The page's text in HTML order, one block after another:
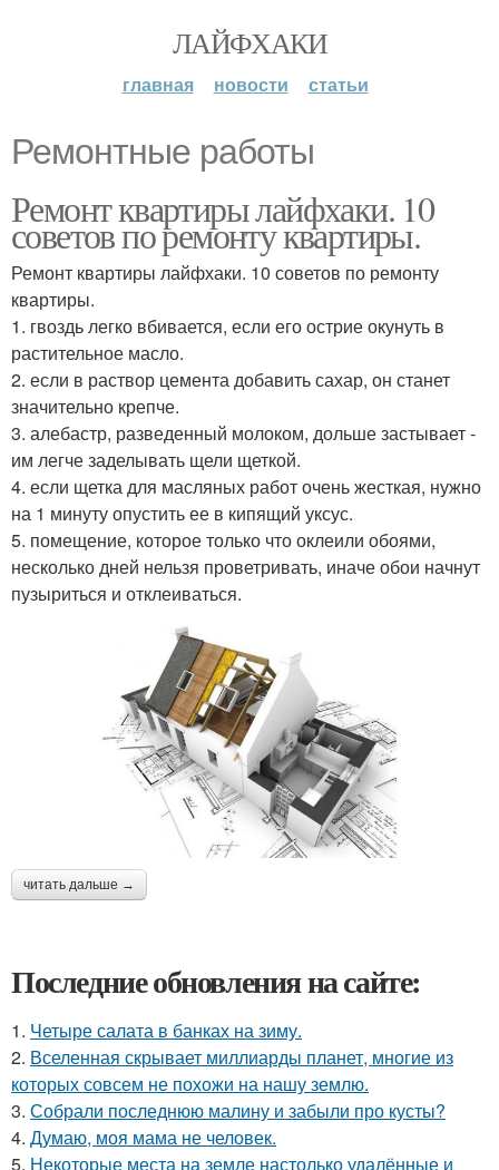
ЛАЙФХАКИ
главная новости статьи
Ремонтные работы
Ремонт квартиры лайфхаки. 10
советов по ремонту квартиры.
Ремонт квартиры лайфхаки. 10 советов по ремонту
квартиры.
1. гвоздь легко вбивается, если его острие окунуть в
растительное масло.
2. если в раствор цемента добавить сахар, он станет
значительно крепче.
3. алебастр, разведенный молоком, дольше застывает -
им легче заделывать щели щеткой.
4. если щетка для масляных работ очень жесткая, нужно
на 1 минуту опустить ее в кипящий уксус.
5. помещение, которое только что оклеили обоями,
несколько дней нельзя проветривать, иначе обои начнут
пузыриться и отклеиваться.
читать дальше →
Последние обновления на сайте:
1. Четыре салата в банках на зиму.
2. Вселенная скрывает миллиарды планет, многие из
которых совсем не похожи на нашу землю.
3. Собрали последнюю малину и забыли про кусты?
4. Думаю, моя мама не человек.
5. Некоторые места на земле настолько удалённые и